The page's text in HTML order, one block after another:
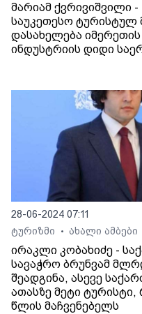
მარიამ ქვრივიშვილი -
საუკეთესო ტურისტულ
დასახელება
ინდუსტრიის დიდი
28-06-2024 07:11
ტურიზმი
• ახალი ამბები
ირაკლი კობახიძე -
სავაჭრო ბრუნვამ
შეადგინა, ასევე
ათასზე მეტი ტურისტი,
წლის მაჩვენებელს